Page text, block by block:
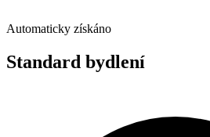
Automaticky získáno
Standard bydlení